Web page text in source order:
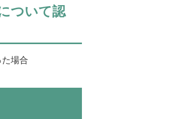
ついて認
場合